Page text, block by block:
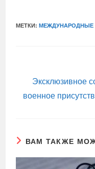
МЕТКИ:МЕЖДУНАРОДНЫЕ
Эксклюзивное
военное
ВАМ ТАКЖЕ